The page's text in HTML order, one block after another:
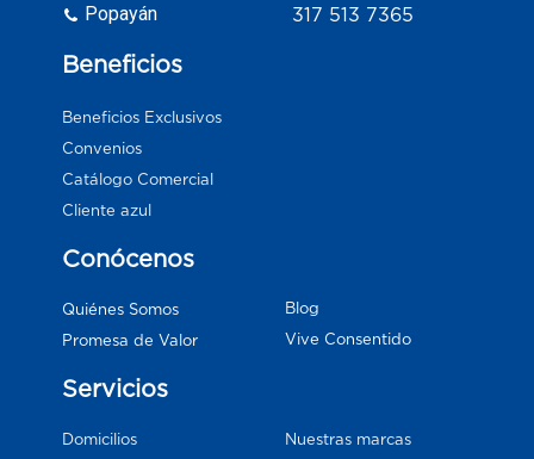
Popayán
317 513 7365
Beneficios
Beneficios Exclusivos
Convenios
Catálogo Comercial
Cliente azul
Conócenos
Quiénes Somos
Promesa de Valor
Blog
Vive Consentido
Servicios
Domicilios
Nuestras marcas